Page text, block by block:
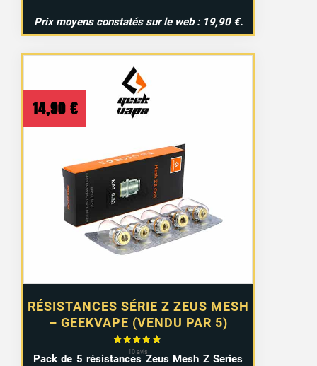
Prix moyens constatés sur le web : 19,90 €.
RÉSISTANCES SÉRIE Z ZEUS MESH
– GEEKVAPE (VENDU PAR 5)
14,90 €
Pack de 5 résistances Zeus Mesh Z Series